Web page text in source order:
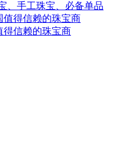
、手工珠宝、必备单品
得信赖的珠宝商